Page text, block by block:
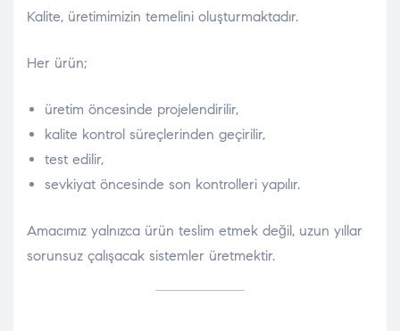
Kalite, üretimimizin temelini oluşturmaktadır.
Her ürün;
üretim öncesinde projelendirilir,
kalite kontrol süreçlerinden geçirilir,
test edilir,
sevkiyat öncesinde son kontrolleri yapılır.
Amacımız yalnızca ürün teslim etmek değil, uzun yıllar
sorunsuz çalışacak sistemler üretmektir.